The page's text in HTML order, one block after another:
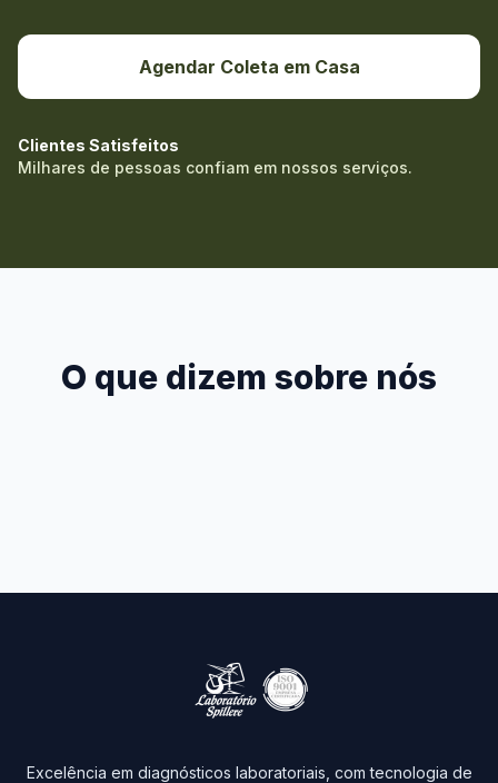
Agendar Coleta em Casa
Clientes Satisfeitos
Milhares de pessoas confiam em nossos serviços.
O que dizem sobre nós
Excelência em diagnósticos laboratoriais, com tecnologia de